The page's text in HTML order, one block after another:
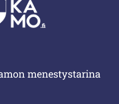
menestystarina